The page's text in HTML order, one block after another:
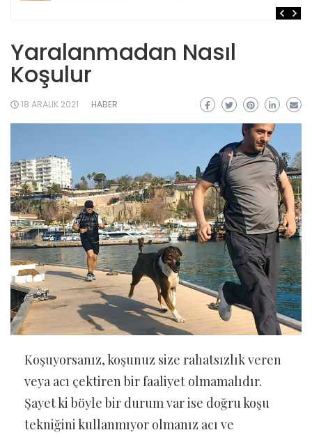
Yaralanmadan Nasıl
Koşulur
18 ARALIK 2021 HABER
Koşuyorsanız, koşunuz size rahatsızlık veren
veya acı çektiren bir faaliyet olmamalıdır.
Şayet ki böyle bir durum var ise doğru koşu
tekniğini kullanmıyor olmanız acı ve